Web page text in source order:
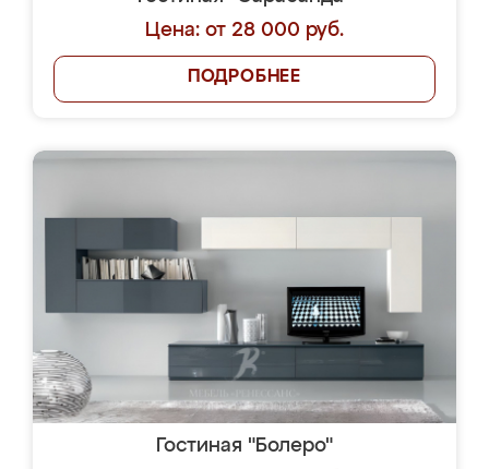
Цена: от 28 000 руб.
ПОДРОБНЕЕ
Гостиная "Болеро"